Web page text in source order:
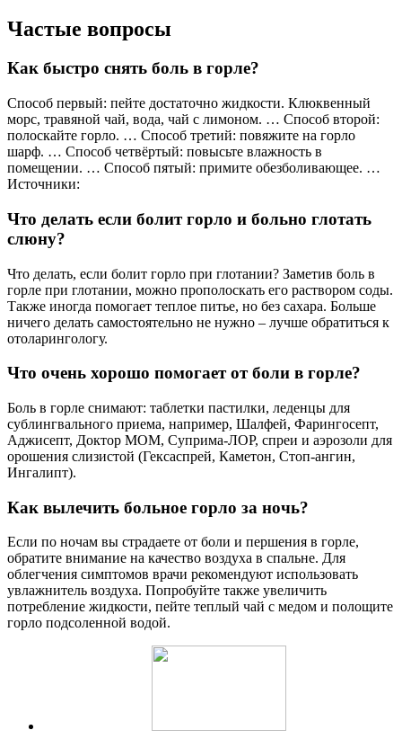
Частые вопросы
Как быстро снять боль в горле?
Способ первый: пейте достаточно жидкости. Клюквенный
морс, травяной чай, вода, чай с лимоном. … Способ второй:
полоскайте горло. … Способ третий: повяжите на горло
шарф. … Способ четвёртый: повысьте влажность в
помещении. … Способ пятый: примите обезболивающее. …
Источники:
Что делать если болит горло и больно глотать
слюну?
Что делать, если болит горло при глотании? Заметив боль в
горле при глотании, можно прополоскать его раствором соды.
Также иногда помогает теплое питье, но без сахара. Больше
ничего делать самостоятельно не нужно – лучше обратиться к
отоларингологу.
Что очень хорошо помогает от боли в горле?
Боль в горле снимают: таблетки пастилки, леденцы для
сублингвального приема, например, Шалфей, Фарингосепт,
Аджисепт, Доктор МОМ, Суприма-ЛОР, спреи и аэрозоли для
орошения слизистой (Гексаспрей, Каметон, Стоп-ангин,
Ингалипт).
Как вылечить больное горло за ночь?
Если по ночам вы страдаете от боли и першения в горле,
обратите внимание на качество воздуха в спальне. Для
облегчения симптомов врачи рекомендуют использовать
увлажнитель воздуха. Попробуйте также увеличить
потребление жидкости, пейте теплый чай с медом и полощите
горло подсоленной водой.